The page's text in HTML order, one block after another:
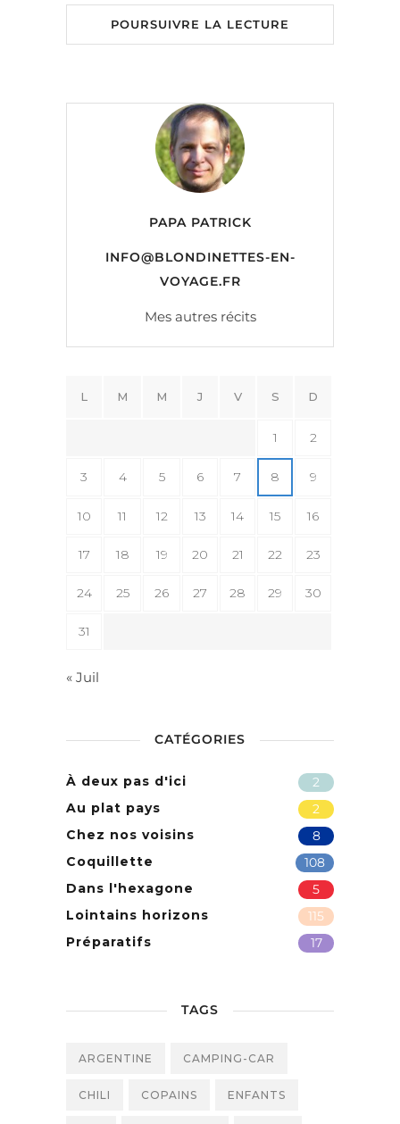
POURSUIVRE LA LECTURE
PAPA PATRICK
INFO@BLONDINETTES-EN-
VOYAGE.FR
Mes autres récits
L M M J V S D
1 2
3 4 5 6 7 8 9
10 11 12 13 14 15 16
17 18 19 20 21 22 23
24 25 26 27 28 29 30
31
« Juil
CATÉGORIES
2
À deux pas d'ici
2
Au plat pays
8
Chez nos voisins
108
Coquillette
5
Dans l'hexagone
115
Lointains horizons
17
Préparatifs
TAGS
ARGENTINE CAMPING-CAR
CHILI COPAINS ENFANTS